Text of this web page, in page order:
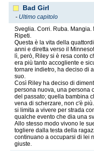
Bad Girl
- Ultimo capitolo
Sveglia. Corri. Ruba. Mangia.
Ripeti.
Questa è la vita della
anni e diretta verso il
lì, però, Riley si è resa conto
era più tanto accogliente e
tornare indietro, ha deciso di
suo.
Così Riley ha deciso di
persona nuova, una persona
del passato; quella bambina
vena di scherzare, non c'è
si limita a vivere per strada
qualche evento che dia una
Allo stesso modo vivono le
togliere dalla testa della
continuano a occuparsi di lei
giuste.